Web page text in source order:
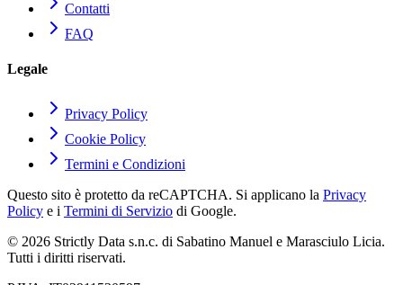
Contatti
FAQ
Legale
Privacy Policy
Cookie Policy
Termini e Condizioni
Questo sito è protetto da reCAPTCHA. Si applicano la Privacy
Policy e i Termini di Servizio di Google.
© 2026 Strictly Data s.n.c. di Sabatino Manuel e Marasciulo Licia.
Tutti i diritti riservati.